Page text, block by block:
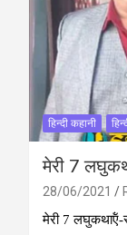
हिन्दी कहानी
मेरी 7
28/06/2021
मेरी 7